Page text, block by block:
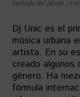
Portada del álbum /
Dj Unic es el
música urbana
artista. En su
creado algunos
género. Ha
fórmula